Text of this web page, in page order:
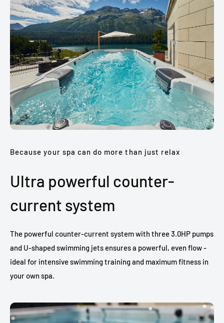
Because your spa can do more than just relax
Ultra powerful counter-
current system
The powerful counter-current system with three 3.0HP pumps
and U-shaped swimming jets ensures a powerful, even flow -
ideal for intensive swimming training and maximum fitness in
your own spa.